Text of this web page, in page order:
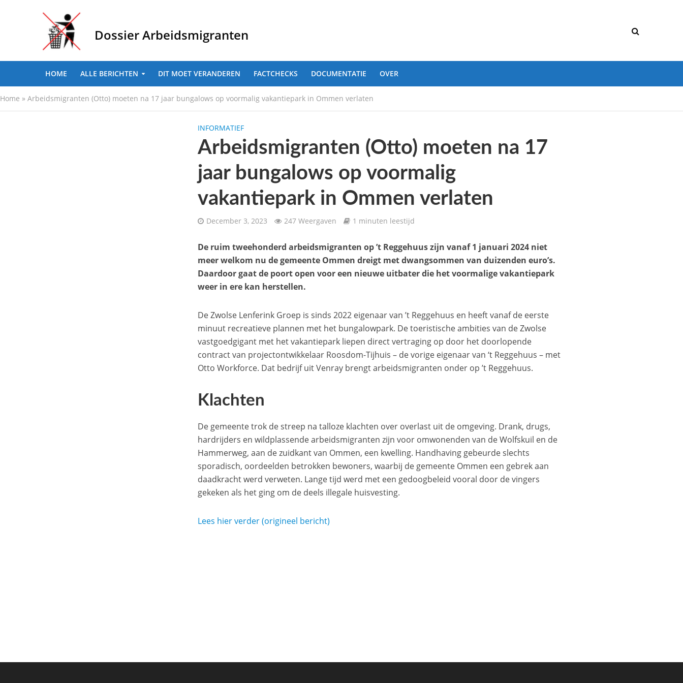
Dossier Arbeidsmigranten
HOME ALLE BERICHTEN DIT MOET VERANDEREN FACTCHECKS DOCUMENTATIE OVER
Home » Arbeidsmigranten (Otto) moeten na 17 jaar bungalows op voormalig vakantiepark in Ommen verlaten
INFORMATIEF
Arbeidsmigranten (Otto) moeten na 17
jaar bungalows op voormalig
vakantiepark in Ommen verlaten
December 3, 2023 247 Weergaven 1 minuten leestijd
De ruim tweehonderd arbeidsmigranten op ’t Reggehuus zijn vanaf 1 januari 2024 niet
meer welkom nu de gemeente Ommen dreigt met dwangsommen van duizenden euro’s.
Daardoor gaat de poort open voor een nieuwe uitbater die het voormalige vakantiepark
weer in ere kan herstellen.
De Zwolse Lenferink Groep is sinds 2022 eigenaar van ’t Reggehuus en heeft vanaf de eerste
minuut recreatieve plannen met het bungalowpark. De toeristische ambities van de Zwolse
vastgoedgigant met het vakantiepark liepen direct vertraging op door het doorlopende
contract van projectontwikkelaar Roosdom-Tijhuis – de vorige eigenaar van ‘t Reggehuus – met
Otto Workforce. Dat bedrijf uit Venray brengt arbeidsmigranten onder op ’t Reggehuus.
Klachten
De gemeente trok de streep na talloze klachten over overlast uit de omgeving. Drank, drugs,
hardrijders en wildplassende arbeidsmigranten zijn voor omwonenden van de Wolfskuil en de
Hammerweg, aan de zuidkant van Ommen, een kwelling. Handhaving gebeurde slechts
sporadisch, oordeelden betrokken bewoners, waarbij de gemeente Ommen een gebrek aan
daadkracht werd verweten. Lange tijd werd met een gedoogbeleid vooral door de vingers
gekeken als het ging om de deels illegale huisvesting.
Lees hier verder (origineel bericht)